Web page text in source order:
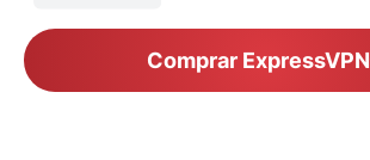
Comprar ExpressVPN